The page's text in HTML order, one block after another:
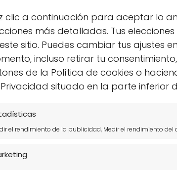
clic a continuación para aceptar lo
más detalladas. Tus
sitio. Puedes cambiar tus ajustes
incluso retirar tu
de la Política de cookies o
situado en la parte inferior
el rendimiento de la publicidad, Medir el rendimiento del
ecológicas en
ecológicas en Bilbao, la
centro hasta los barrios más
que ofrecen productos frescos y
incluyen el herbolario Navarro,
de cuidado personal. Además,
los productores locales ofrecen
de compra única.